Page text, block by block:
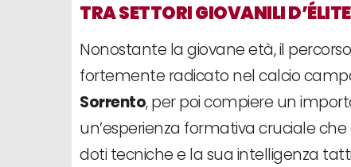
TRA SETTORI GIOVANILI
Nonostante la giovane età, il
fortemente radicato nel calcio
Sorrento, per poi compiere un
un’esperienza formativa cruciale
doti tecniche e la sua intelligenza